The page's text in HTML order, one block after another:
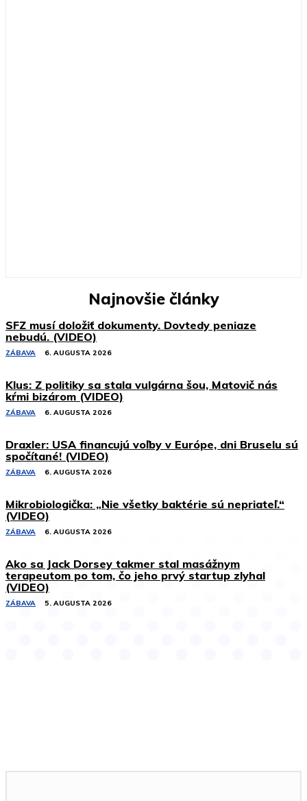
Najnovšie články
SFZ musí doložiť dokumenty. Dovtedy peniaze
nebudú. (VIDEO)
ZÁBAVA 6. AUGUSTA 2026
Klus: Z politiky sa stala vulgárna šou, Matovič nás
kŕmi bizárom (VIDEO)
ZÁBAVA 6. AUGUSTA 2026
Draxler: USA financujú voľby v Európe, dni Bruselu sú
spočítané! (VIDEO)
ZÁBAVA 6. AUGUSTA 2026
Mikrobiologička: „Nie všetky baktérie sú nepriateľ.“
(VIDEO)
ZÁBAVA 6. AUGUSTA 2026
Ako sa Jack Dorsey takmer stal masážnym
terapeutom po tom, čo jeho prvý startup zlyhal
(VIDEO)
ZÁBAVA 5. AUGUSTA 2026